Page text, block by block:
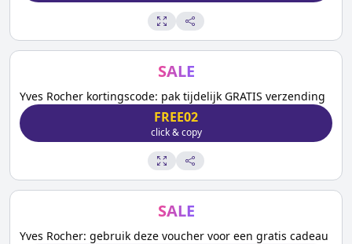
SALE
Yves Rocher kortingscode: pak tijdelijk GRATIS verzending
FREE02
click & copy
SALE
Yves Rocher: gebruik deze voucher voor een gratis cadeau